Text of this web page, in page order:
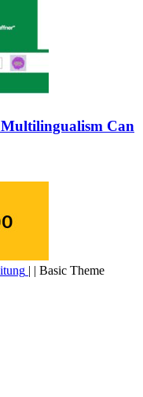
Can
| | Basic Theme